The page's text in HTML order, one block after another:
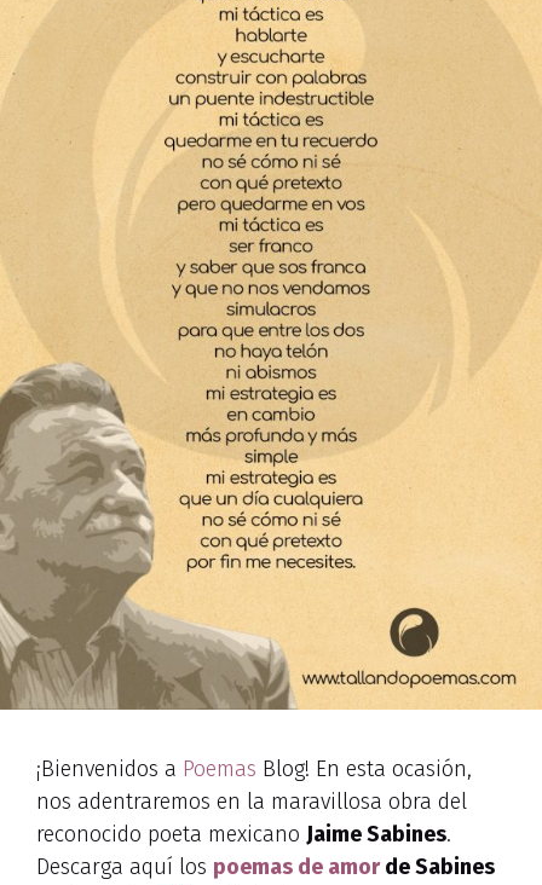
¡Bienvenidos a Poemas Blog! En esta ocasión,
nos adentraremos en la maravillosa obra del
reconocido poeta mexicano Jaime Sabines.
Descarga aquí los poemas de amorde Sabines